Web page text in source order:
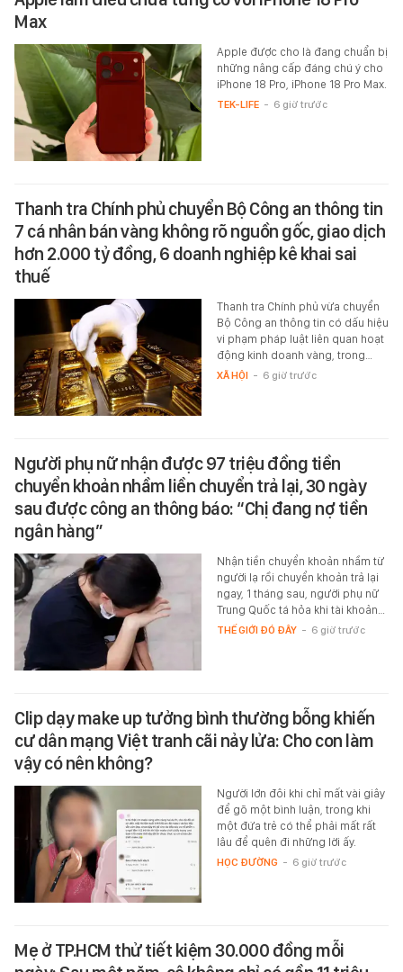
Max
Apple được cho là đang chuẩn bị
những nâng cấp đáng chú ý cho
iPhone 18 Pro, iPhone 18 Pro Max.
TEK-LIFE - 6 giờ trước
Thanh tra Chính phủ chuyển Bộ Công an thông tin
7 cá nhân bán vàng không rõ nguồn gốc, giao dịch
hơn 2.000 tỷ đồng, 6 doanh nghiệp kê khai sai
thuế
Thanh tra Chính phủ vừa chuyển
Bộ Công an thông tin có dấu hiệu
vi phạm pháp luật liên quan hoạt
động kinh doanh vàng, trong…
XÃ HỘI - 6 giờ trước
Người phụ nữ nhận được 97 triệu đồng tiền
chuyển khoản nhầm liền chuyển trả lại, 30 ngày
sau được công an thông báo: “Chị đang nợ tiền
ngân hàng”
Nhận tiền chuyển khoản nhầm từ
người lạ rồi chuyển khoản trả lại
ngay, 1 tháng sau, người phụ nữ
Trung Quốc tá hỏa khi tài khoản…
THẾ GIỚI ĐÓ ĐÂY - 6 giờ trước
Clip dạy make up tưởng bình thường bỗng khiến
cư dân mạng Việt tranh cãi nảy lửa: Cho con làm
vậy có nên không?
Người lớn đôi khi chỉ mất vài giây
để gõ một bình luận, trong khi
một đứa trẻ có thể phải mất rất
lâu để quên đi những lời ấy.
HỌC ĐƯỜNG - 6 giờ trước
Mẹ ở TP.HCM thử tiết kiệm 30.000 đồng mỗi